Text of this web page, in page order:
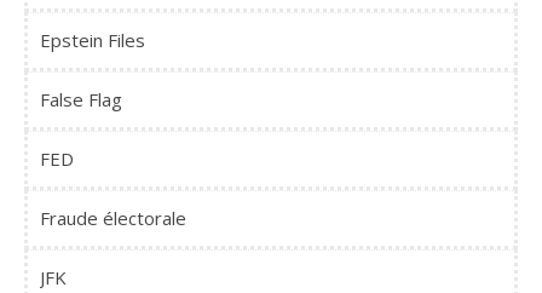
Epstein Files
False Flag
FED
Fraude électorale
JFK